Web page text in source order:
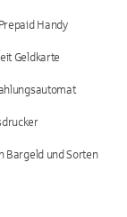
Handy
Geldkarte
Bargeld und Sorten